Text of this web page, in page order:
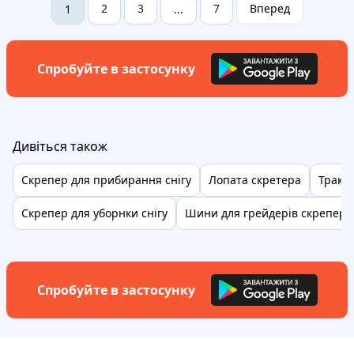
1 2 3 ... 7 Вперед
Спробуйте в застосунку
Дивіться також
Скрепер для прибирання снігу Лопата скретера
Скрепер для уборнки снігу Шини для грейдерів
Спробуйте в застосунку